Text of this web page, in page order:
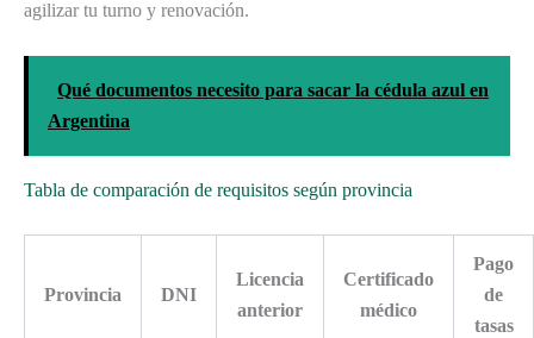
agilizar tu turno y renovación.
Qué documentos necesito para sacar la cédula azul en
Argentina
Tabla de comparación de requisitos según provincia
Provincia DNI
Licencia
anterior
Certificado
médico
Pago
de
tasas